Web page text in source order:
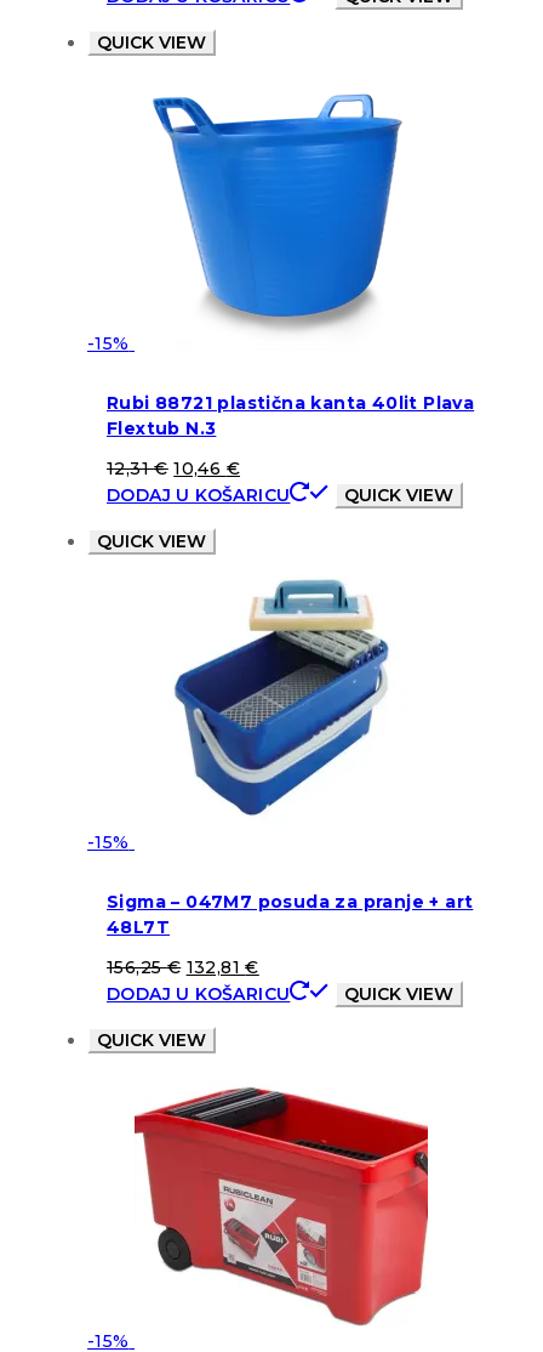
QUICK VIEW
-15%
Rubi 88721 plastična kanta 40lit Plava
Flextub N.3
12,31€ 10,46 €
DODAJ U KOŠARICU
QUICK VIEW
QUICK VIEW
-15%
Sigma – 047M7 posuda za pranje + art
48L7T
156,25€ 132,81€
DODAJ U KOŠARICU
QUICK VIEW
QUICK VIEW
-15%